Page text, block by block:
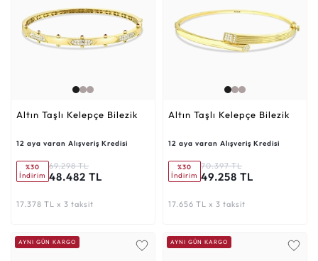
Altın Taşlı Kelepçe Bilezik
12 aya varan Alışveriş Kredisi
%30
İndirim
69.298 TL
48.482 TL
17.378 TL x 3 taksit
Altın Taşlı Kelepçe Bilezik
12 aya varan Alışveriş Kredisi
%30
İndirim
70.397 TL
49.258 TL
17.656 TL x 3 taksit
AYNI GÜN KARGO AYNI GÜN KARGO